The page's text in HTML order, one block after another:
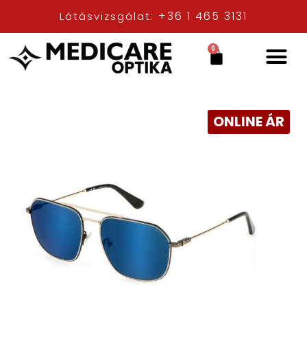
Látásvizsgálat: +36 1 465 3131
0
ONLINE ÁR